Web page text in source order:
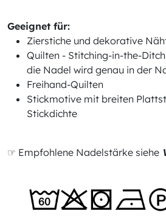
Geeignet für:
Zierstiche und dekorative
Quilten - Stitching-in-the-
die Nadel wird genau in der
Freihand-Quilten
Stickmotive mit breiten
Stickdichte
☞ Empfohlene Nadelstärke siehe